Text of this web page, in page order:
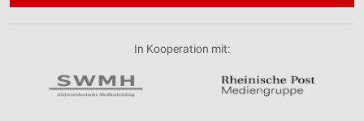
In Kooperation mit: